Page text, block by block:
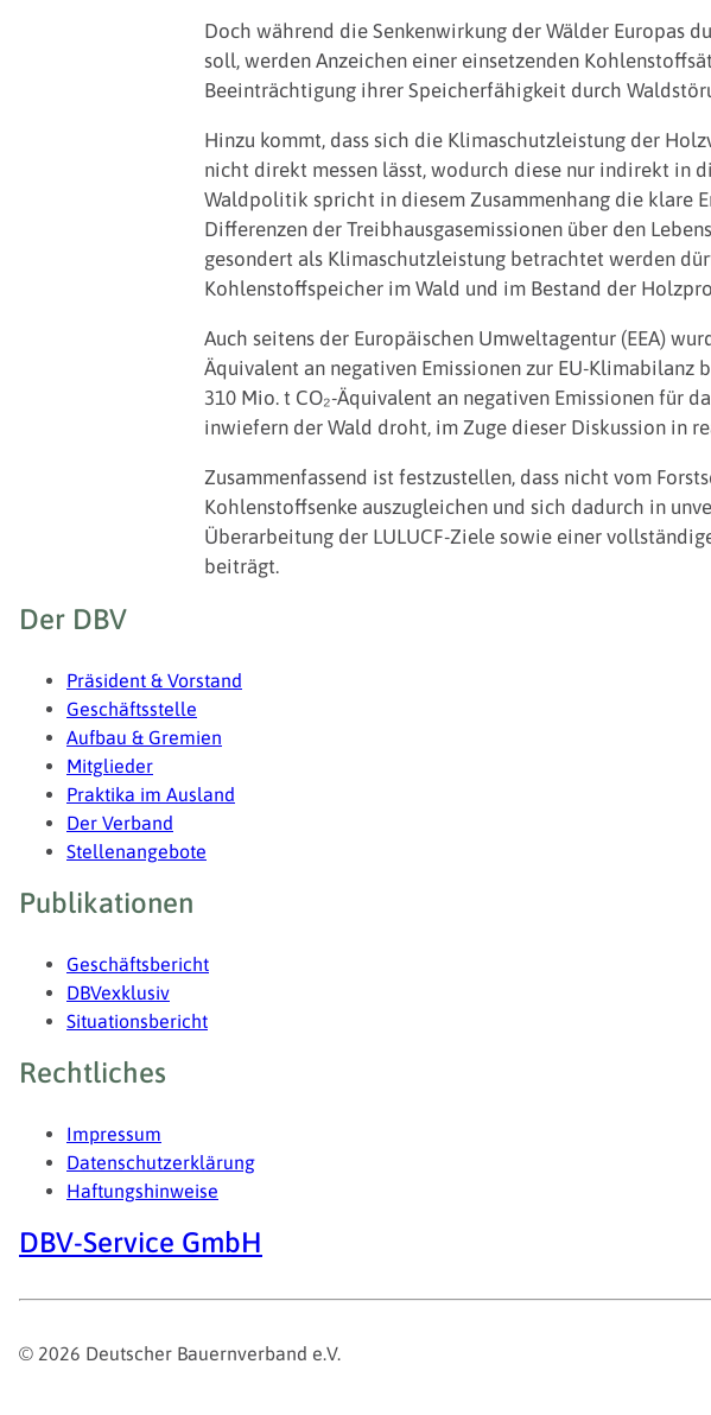
Doch während die Senkenwirkung der Wälder Europas
soll, werden Anzeichen einer einsetzenden
Beeinträchtigung ihrer Speicherfähigkeit durch
Hinzu kommt, dass sich die Klimaschutzleistung der
nicht direkt messen lässt, wodurch diese nur indirekt in
Waldpolitik spricht in diesem Zusammenhang die klare
Differenzen der Treibhausgasemissionen über den
gesondert als Klimaschutzleistung betrachtet werden
Kohlenstoffspeicher im Wald und im Bestand der
Auch seitens der Europäischen Umweltagentur (EEA)
Äquivalent an negativen Emissionen zur EU-Klimabilanz
310 Mio. t CO₂-Äquivalent an negativen Emissionen für
inwiefern der Wald droht, im Zuge dieser Diskussion in
Zusammenfassend ist festzustellen, dass nicht vom
Kohlenstoffsenke auszugleichen und sich dadurch in
Überarbeitung der LULUCF-Ziele sowie einer
beiträgt.
Fußzeile
Der DBV
Präsident & Vorstand
Geschäftsstelle
Aufbau & Gremien
Mitglieder
Praktika im Ausland
Der Verband
Stellenangebote
Publikationen
Geschäftsbericht
DBVexklusiv
Situationsbericht
Rechtliches
Impressum
Datenschutzerklärung
Haftungshinweise
DBV-Service GmbH
© 2026 Deutscher Bauernverband e.V.